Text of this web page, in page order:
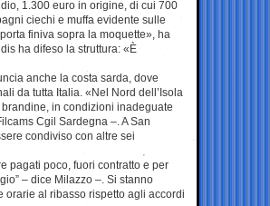
1.300 euro in origine, di cui 700
ciechi e muffa evidente sulle
finiva sopra la moquette», ha
ha difeso la struttura: «È
anche la costa sarda, dove
da tutta Italia. «Nel Nord dell’Isola
in condizioni inadeguate
Cgil Sardegna –. A San
condiviso con altre sei
pagati poco, fuori contratto e per
– dice Milazzo –. Si stanno
orarie al ribasso rispetto agli accordi